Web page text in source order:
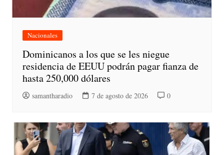
Nacionales
Dominicanos a los que se les niegue
residencia de EEUU podrán pagar fianza de
hasta 250,000 dólares
samantharadio 7 de agosto de 2026 0